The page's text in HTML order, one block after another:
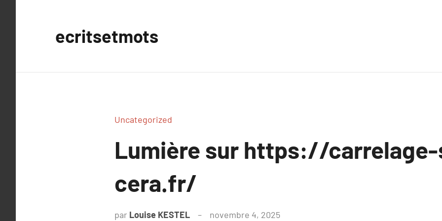
ecritsetmots
Uncategorized
Lumière sur https://
cera.fr/
par Louise KESTEL novembre 4, 2025